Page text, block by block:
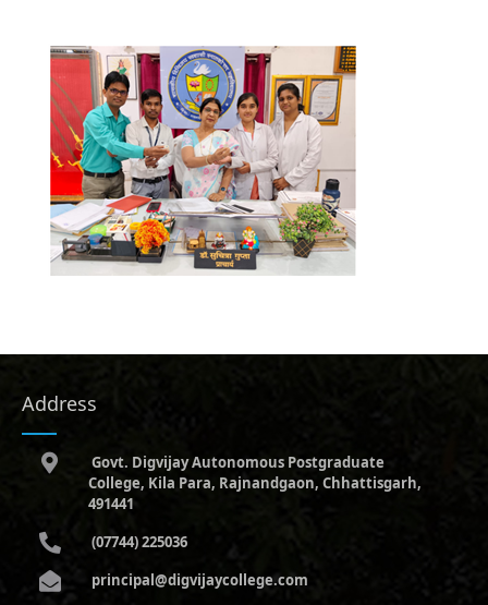
Address
Govt. Digvijay Autonomous Postgraduate
College, Kila Para, Rajnandgaon, Chhattisgarh,
491441
(07744) 225036
principal@digvijaycollege.com